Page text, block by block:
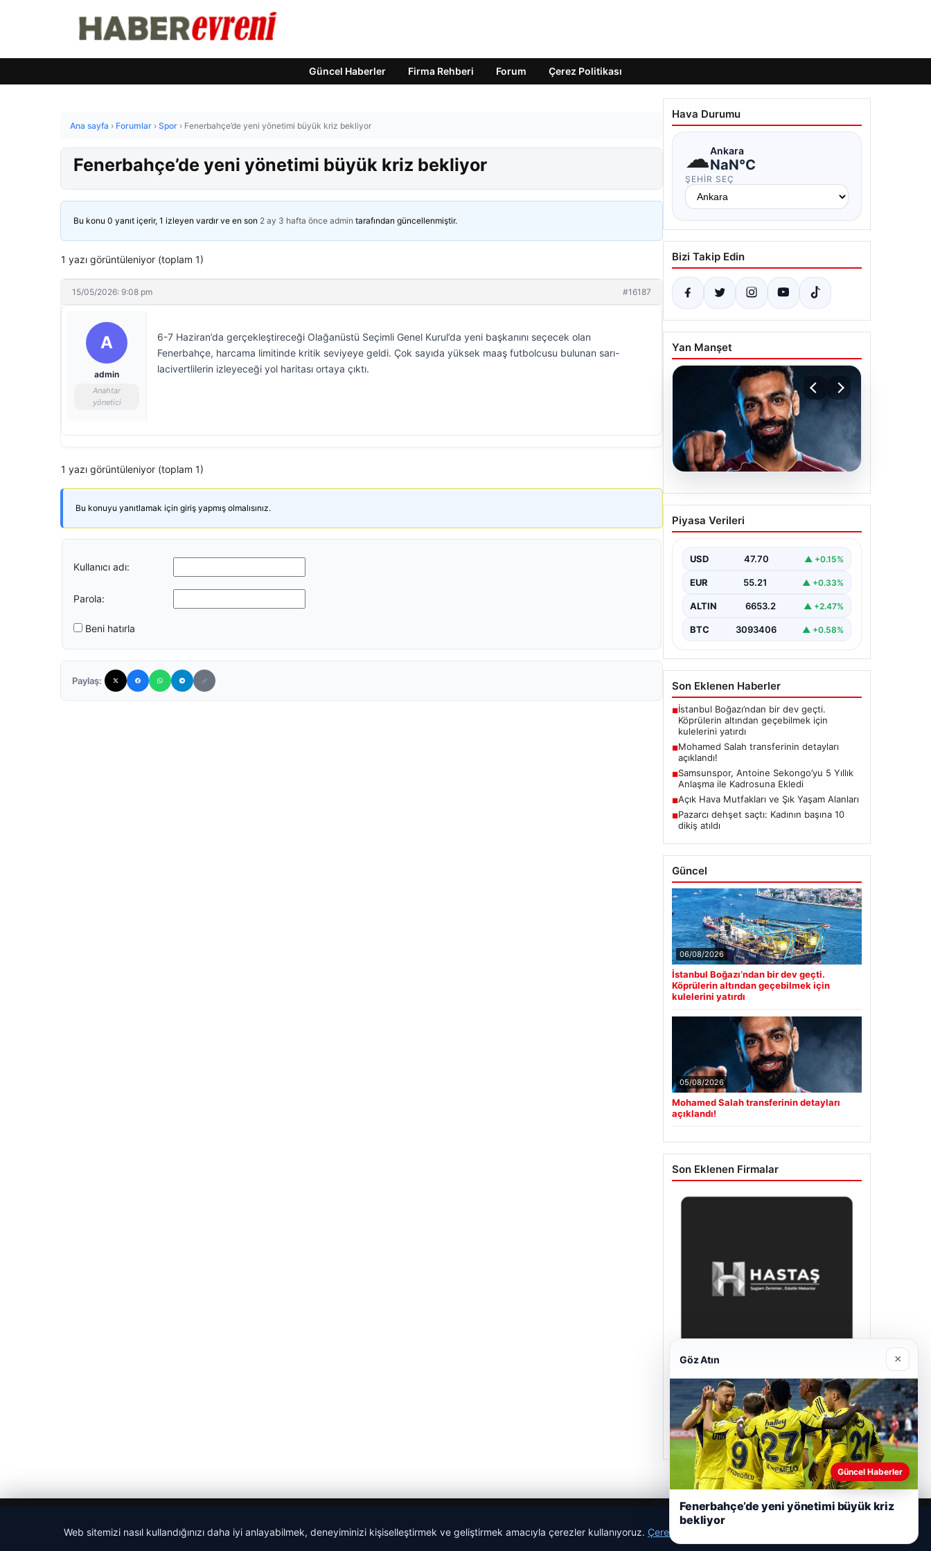
Güncel Haberler Firma Rehberi Forum Çerez Politikası
Ana sayfa › Forumlar › Spor › Fenerbahçe’de yeni yönetimi büyük kriz bekliyor
Fenerbahçe’de yeni yönetimi büyük kriz bekliyor
Bu konu 0 yanıt içerir, 1 izleyen vardır ve en son 2 ay 3 hafta önce admin tarafından güncellenmiştir.
1 yazı görüntüleniyor (toplam 1)
15/05/2026: 9:08 pm #16187
A
admin
Anahtar
yönetici
6-7 Haziran’da gerçekleştireceği Olağanüstü Seçimli Genel Kurul’da yeni başkanını seçecek olan
Fenerbahçe, harcama limitinde kritik seviyeye geldi. Çok sayıda yüksek maaş futbolcusu bulunan sarı-
lacivertlilerin izleyeceği yol haritası ortaya çıktı.
1 yazı görüntüleniyor (toplam 1)
Bu konuyu yanıtlamak için giriş yapmış olmalısınız.
Kullanıcı adı:
Parola:
Beni hatırla
Paylaş:
Hava Durumu
☁Ankara
NaN°C
ŞEHIR SEÇ
Bizi Takip Edin
Yan Manşet
05.08.2026
Mohamed Salah
transferinin detayları
Piyasa Verileri
USD 47.70 ▲ +0.15%
EUR 55.21 ▲ +0.33%
ALTIN 6653.2 ▲ +2.47%
BTC 3093406 ▲ +0.58%
Son Eklenen Haberler
■İstanbul Boğazı’ndan bir dev geçti.
Köprülerin altından geçebilmek için
kulelerini yatırdı
■Mohamed Salah transferinin detayları
açıklandı!
■Samsunspor, Antoine Sekongo’yu 5 Yıllık
Anlaşma ile Kadrosuna Ekledi
■Açık Hava Mutfakları ve Şık Yaşam Alanları
■Pazarcı dehşet saçtı: Kadının başına 10
dikiş atıldı
Güncel
06/08/2026
İstanbul Boğazı’ndan bir dev geçti.
Köprülerin altından geçebilmek için
kulelerini yatırdı
05/08/2026
Mohamed Salah transferinin detayları
açıklandı!
Son Eklenen Firmalar
Hastaş Beton
26/05/2026
Web sitemizi nasıl kullandığınızı daha iyi anlayabilmek, deneyiminizi kişiselleştirmek ve geliştirmek amacıyla çerezler kullanıyoruz. Çerez Politikamız
Göz Atın ×
Güncel Haberler
Fenerbahçe’de yeni yönetimi büyük kriz
bekliyor